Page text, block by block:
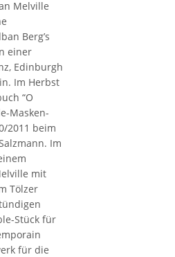
Melville
Berg’s
einer
Edinburgh
Im Herbst
“O
Masken-
2011 beim
Im
mit
Tölzer
Stück für
für die